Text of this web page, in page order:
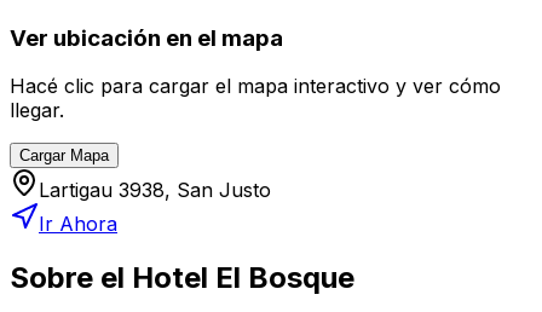
Ver ubicación en el mapa
Hacé clic para cargar el mapa interactivo y ver cómo
llegar.
Cargar Mapa
Lartigau 3938, San Justo
Ir Ahora
Sobre el Hotel El Bosque